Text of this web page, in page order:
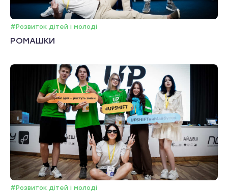
#Розвиток дітей і молоді
РОМАШКИ
#Розвиток дітей і молоді